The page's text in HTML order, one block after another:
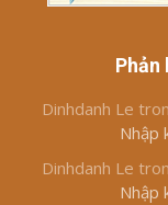
Phản
Dinhdanh Le
Nhập
Dinhdanh Le
Nhập